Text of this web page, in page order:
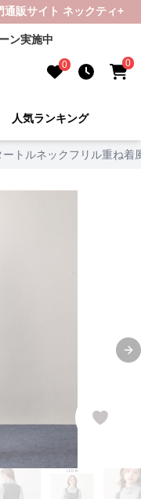
通販サイト ネックティ+
ン実施中
0 0
人気ランキング
ートルネックフリル重ね着